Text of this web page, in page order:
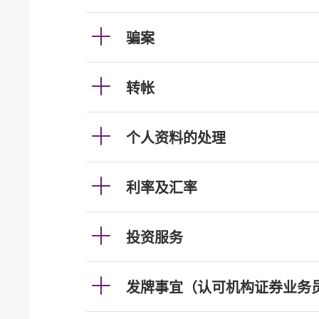
骗案
转帐
个人资料的处理
利率及汇率
投资服务
发牌事宜（认可机构证券业务